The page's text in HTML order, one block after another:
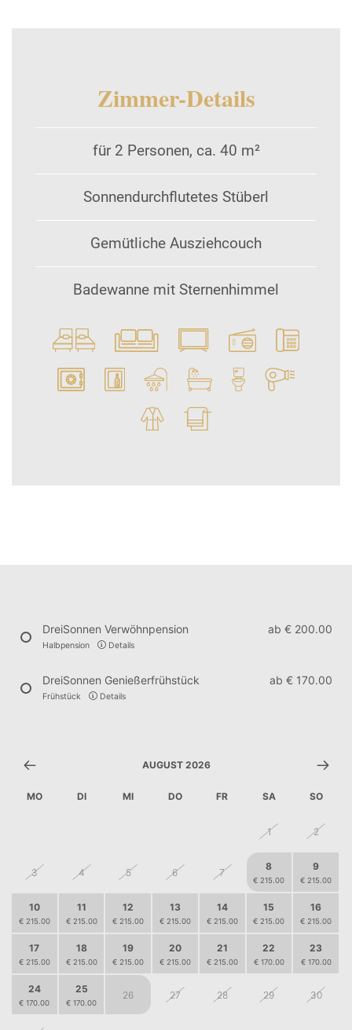
Zimmer-Details
für 2 Personen, ca. 40 m²
Sonnendurchflutetes Stüberl
Gemütliche Ausziehcouch
Badewanne mit Sternenhimmel
DreiSonnen Verwöhnpension
Halbpension Details
ab € 200.00
DreiSonnen Genießerfrühstück
Frühstück Details
ab € 170.00
AUGUST 2026
MO DI MI DO FR SA SO
1 2
3 4 5 6 7
8
€ 215.00
9
€ 215.00
10
€ 215.00
11
€ 215.00
12
€ 215.00
13
€ 215.00
14
€ 215.00
15
€ 215.00
16
€ 215.00
17
€ 215.00
18
€ 215.00
19
€ 215.00
20
€ 215.00
21
€ 215.00
22
€ 170.00
23
€ 170.00
24
€ 170.00
25
€ 170.00
26 27 28 29 30